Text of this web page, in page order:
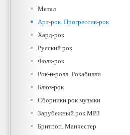
Метал
Арт-рок. Прогрессив-рок
Хард-рок
Русский рок
Фолк-рок
Рок-н-ролл. Рокабилли
Блюз-рок
Сборники рок музыки
Зарубежный рок MP3
Бритпоп. Манчестер